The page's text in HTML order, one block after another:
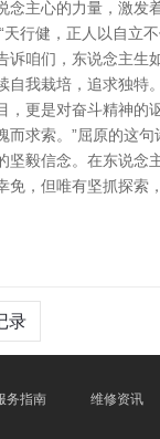
念主心的力量，激发
天行健，正人以自立
诉咱们，东说念主生
自我栽培，追求独特
，更是对奋斗精神的
而求索。”屈原的这
坚毅信念。在东说念
免，但唯有坚抓探索
录
务指南 维修资讯